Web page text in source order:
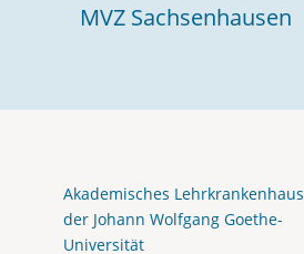
MVZ Sachsenhausen
Akademisches Lehrkrankenhaus
der Johann Wolfgang Goethe-
Universität